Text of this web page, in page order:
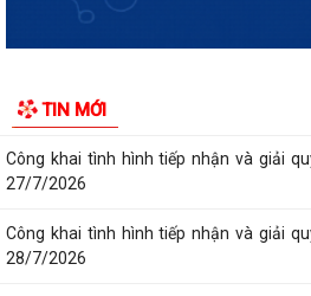
TIN MỚI
Công khai tình hình tiếp nhận và giải
24/7/2026
Công khai tình hình tiếp nhận và giải
27/7/2026
Công khai tình hình tiếp nhận và giải
28/7/2026